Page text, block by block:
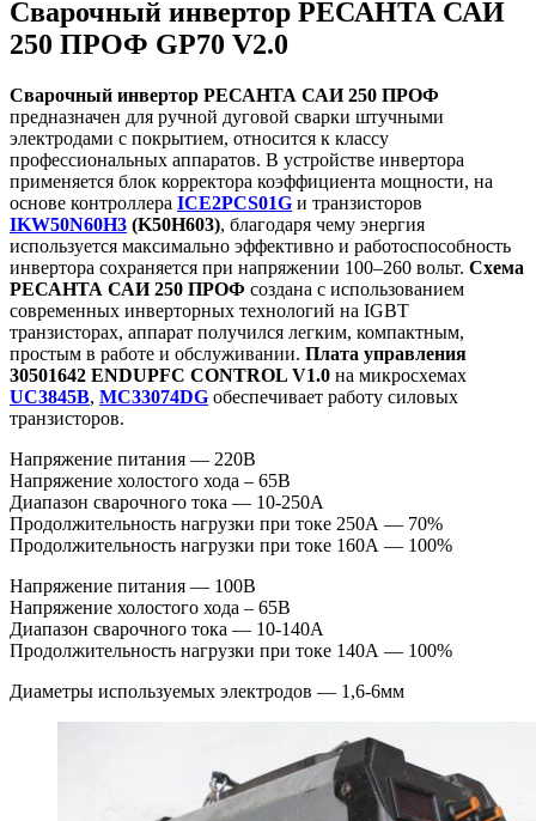
Сварочный инвертор РЕСАНТА САИ
250 ПРОФ GP70 V2.0
Сварочный инвертор РЕСАНТА САИ 250 ПРОФ
предназначен для ручной дуговой сварки штучными
электродами с покрытием, относится к классу
профессиональных аппаратов. В устройстве инвертора
применяется блок корректора коэффициента мощности, на
основе контроллера ICE2PCS01G и транзисторов
IKW50N60H3 (K50H603), благодаря чему энергия
используется максимально эффективно и работоспособность
инвертора сохраняется при напряжении 100–260 вольт. Схема
РЕСАНТА САИ 250 ПРОФ создана с использованием
современных инверторных технологий на IGBT
транзисторах, аппарат получился легким, компактным,
простым в работе и обслуживании. Плата управления
30501642 ENDUPFC CONTROL V1.0 на микросхемах
UC3845B, MC33074DG обеспечивает работу силовых
транзисторов.
Напряжение питания — 220В
Напряжение холостого хода – 65В
Диапазон сварочного тока — 10-250А
Продолжительность нагрузки при токе 250А — 70%
Продолжительность нагрузки при токе 160А — 100%
Напряжение питания — 100В
Напряжение холостого хода – 65В
Диапазон сварочного тока — 10-140А
Продолжительность нагрузки при токе 140А — 100%
Диаметры используемых электродов — 1,6-6мм